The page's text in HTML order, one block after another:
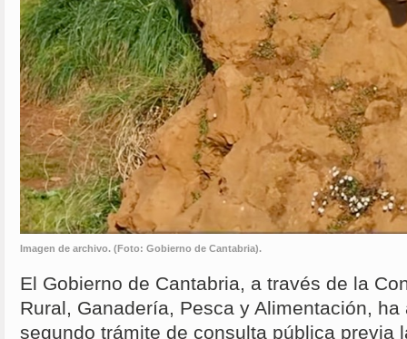
Imagen de archivo. (Foto: Gobierno de Cantabria).
El Gobierno de Cantabria, a través de la
Rural, Ganadería, Pesca y Alimentación,
segundo trámite de consulta pública previa